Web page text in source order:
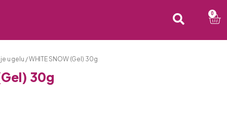
0
u gelu / WHITE SNOW (Gel) 30g
30g